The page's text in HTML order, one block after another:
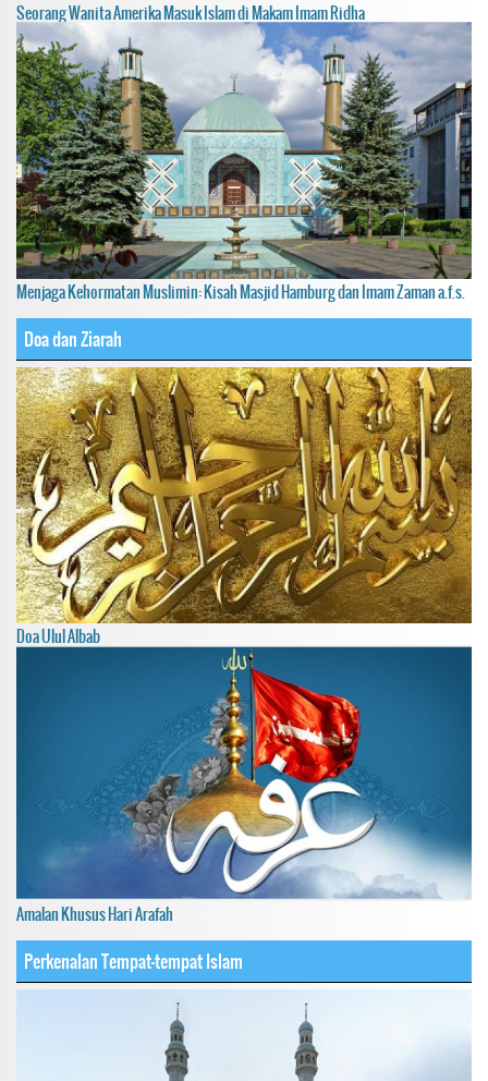
Seorang Wanita Amerika Masuk Islam di Makam Imam Ridha
Menjaga Kehormatan Muslimin: Kisah Masjid Hamburg dan Imam Zaman a.f.s.
Doa dan Ziarah
Doa Ulul Albab
Amalan Khusus Hari Arafah
Perkenalan Tempat-tempat Islam